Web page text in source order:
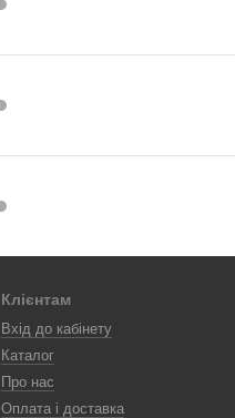
Клієнтам
Вхід до кабінету
Каталог
Про нас
Оплата і доставка